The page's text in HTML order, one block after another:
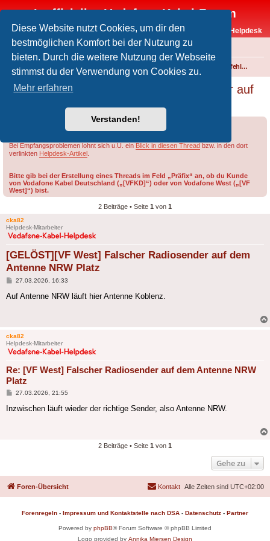
Diese Website nutzt Cookies, um dir den
bestmöglichen Komfort bei der Nutzung zu
bieten. Durch die weitere Nutzung der Webseite
stimmst du der Verwendung von Cookies zu.
Mehr erfahren
Verstanden!
Inoffizielles Vodafone-Kabel-Forum
Vodafone-Kabel-Helpdesk
FAQ
Foren-Übersicht Einspeisefehler und überregionale Störungen
[GELÖST][VF West] Falscher Radiosender auf
Bei Empfangsproblemen lohnt sich u.U. ein Blick in diesen Thread bzw. in den dort
verlinkten Helpdesk-Artikel
Bitte gib bei der Erstellung eines Threads im Feld „Präfix“ an, ob du Kunde
von Vodafone Kabel Deutschland („[VFKD]“) oder von Vodafone West („[VF
West]“) bist.
2 Beiträge • Seite 1 von 1
cka82
Helpdesk-Mitarbeiter
[GELÖST][VF West] Falscher Radiosender auf dem
Antenne NRW Platz
Beitrag
27.03.2026, 16:33
Auf Antenne NRW läuft hier Antenne Koblenz.
cka82
Helpdesk-Mitarbeiter
Re: [VF West] Falscher Radiosender auf dem Antenne NRW
Platz
Beitrag
27.03.2026, 21:55
Inzwischen läuft wieder der richtige Sender, also Antenne NRW.
2 Beiträge • Seite 1 von 1
Gehe zu
Foren-Übersicht Alle Zeiten sind UTC+02:00
Kontakt
Forenregeln - Impressum und Kontaktstelle nach DSA - Datenschutz - Partner
Powered by phpBB® Forum Software © phpBB Limited
Logo provided by Annika Miersen Design